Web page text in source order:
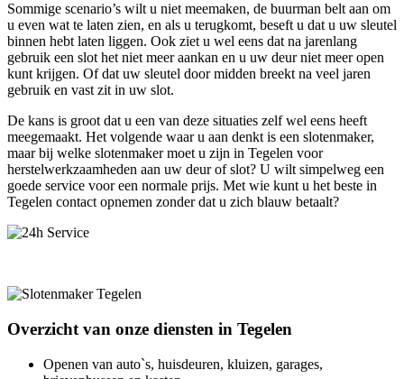
Sommige scenario’s wilt u niet meemaken, de buurman belt aan om
u even wat te laten zien, en als u terugkomt, beseft u dat u uw sleutel
binnen hebt laten liggen. Ook ziet u wel eens dat na jarenlang
gebruik een slot het niet meer aankan en u uw deur niet meer open
kunt krijgen. Of dat uw sleutel door midden breekt na veel jaren
gebruik en vast zit in uw slot.
De kans is groot dat u een van deze situaties zelf wel eens heeft
meegemaakt. Het volgende waar u aan denkt is een slotenmaker,
maar bij welke slotenmaker moet u zijn in Tegelen voor
herstelwerkzaamheden aan uw deur of slot? U wilt simpelweg een
goede service voor een normale prijs. Met wie kunt u het beste in
Tegelen contact opnemen zonder dat u zich blauw betaalt?
Overzicht van onze diensten in Tegelen
Openen van auto`s, huisdeuren, kluizen, garages,